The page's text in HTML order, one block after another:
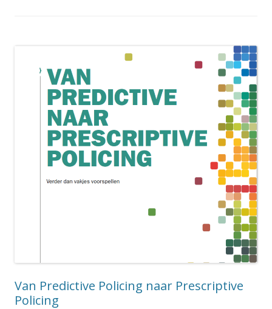
Van Predictive Policing naar Prescriptive
Policing